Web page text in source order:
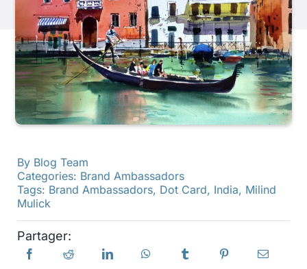
Produits
Événements
Blog
Ressources
Contactez-nous
By Blog Team
Categories: Brand Ambassadors
Tags: Brand Ambassadors, Dot Card, India, Milind
Mulick
Partager: